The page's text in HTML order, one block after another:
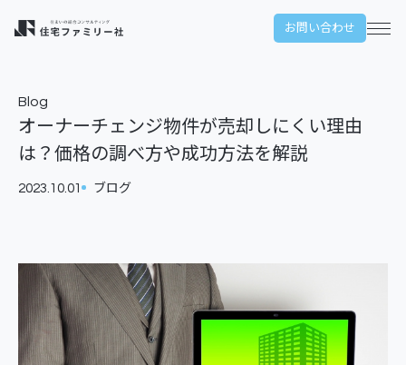
本文までスキップする
お問い合わせ
メ
オーナーチェンジ物件が売却しにくい理由
は？価格の調べ方や成功方法を解説
Blog
2023.10.01 ブログ